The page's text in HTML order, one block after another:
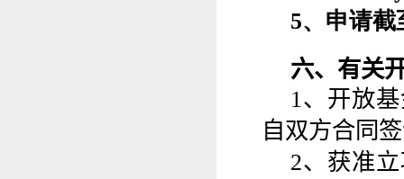
5、申请截
六、有关
1、 开放
自双方合同
2、获准